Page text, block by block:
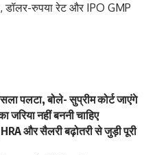
,डॉलर-रुपया रेटऔर IPO GMP
पलटा, बोले- सुप्रीम कोर्ट जाएंगे
जरिया नहीं बननी चाहिए
और सैलरी बढ़ोतरी से जुड़ी पूरी